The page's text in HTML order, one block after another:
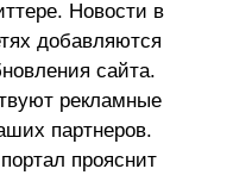
Новости в
добавляются
сайта.
рекламные
партнеров.
прояснит